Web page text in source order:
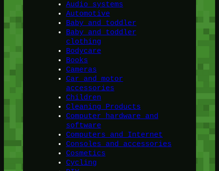
Audio systems
Automotive
Baby and toddler
Baby and toddler
clothing
Bodycare
Books
Cameras
Car and motor
accessories
Children
Cleaning Products
Computer hardware and
software
Computers and Internet
Consoles and accessories
Cosmetics
Cycling